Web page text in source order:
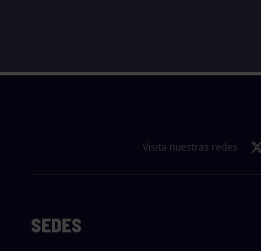
Visita nuestras redes
SEDES